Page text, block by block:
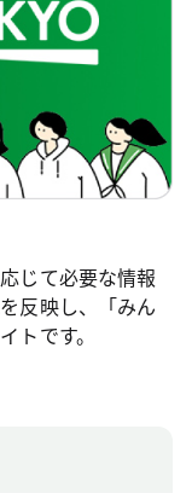
じて必要な情報
反映し、「みん
トです。